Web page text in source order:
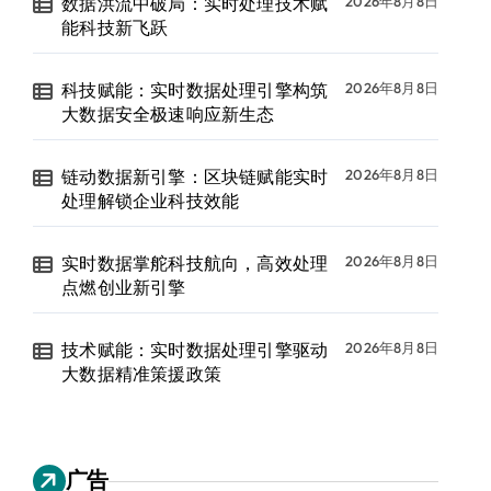
能科技新飞跃
科技赋能：实时数据处理引擎构筑
大数据安全极速响应新生态
2026年8月8日
链动数据新引擎：区块链赋能实时
处理解锁企业科技效能
2026年8月8日
实时数据掌舵科技航向，高效处理
点燃创业新引擎
2026年8月8日
技术赋能：实时数据处理引擎驱动
大数据精准策援政策
2026年8月8日
广告